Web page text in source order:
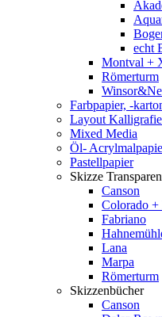
echt
Montval +
Römerturm
Farbpapier, -
Layout
Mixed Media
Öl-
Pastellpapier
Skizze
Canson
Colorado +
Fabriano
Lana
Marpa
Römerturm
Skizzenbücher
Canson